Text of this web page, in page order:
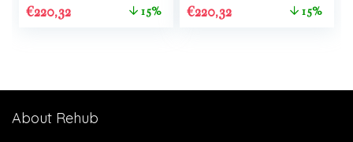
€220,32 15% €220,32 15%
About Rehub